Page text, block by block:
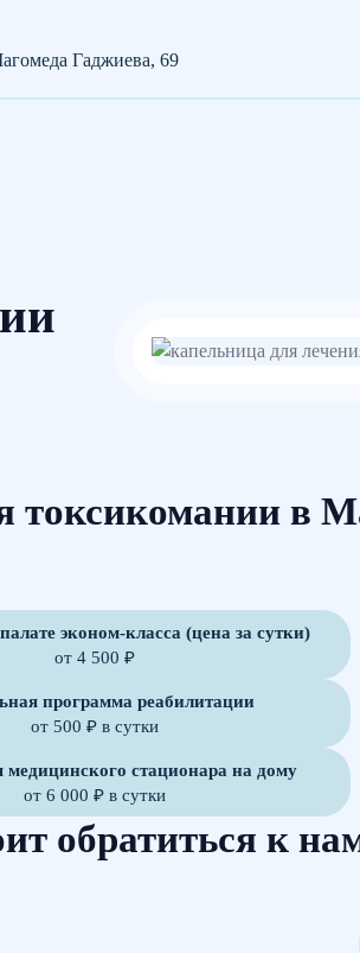
Гаджиева, 69
токсикомании в
эконом-класса (цена за сутки)
от 4 500 ₽
программа реабилитации
от 500 ₽ в сутки
медицинского стационара на дому
от 6 000 ₽ в сутки
обратиться к